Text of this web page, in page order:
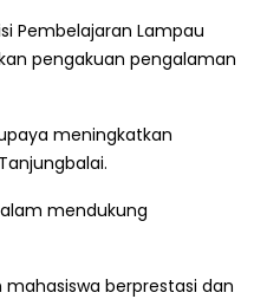
Pembelajaran Lampau
pengakuan pengalaman
meningkatkan
mendukung
berprestasi dan